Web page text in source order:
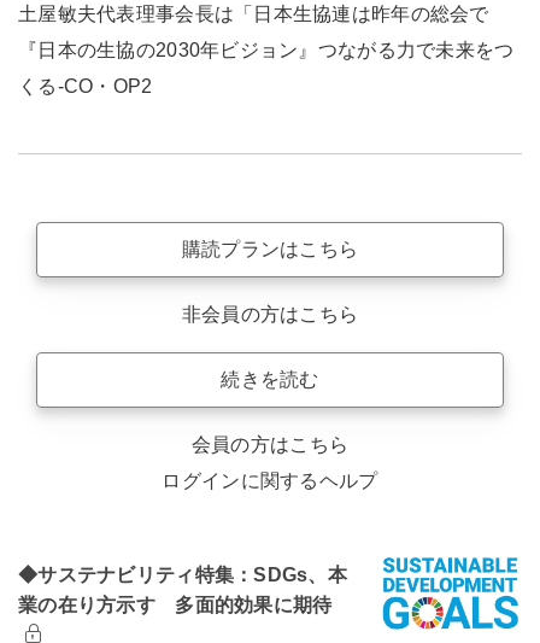
土屋敏夫代表理事会長は「日本生協連は昨年の総会で
『日本の生協の2030年ビジョン』つながる力で未来をつ
くる-CO・OP2
購読プランはこちら
非会員の方はこちら
続きを読む
会員の方はこちら
ログインに関するヘルプ
◆サステナビリティ特集：SDGs、本
業の在り方示す 多面的効果に期待